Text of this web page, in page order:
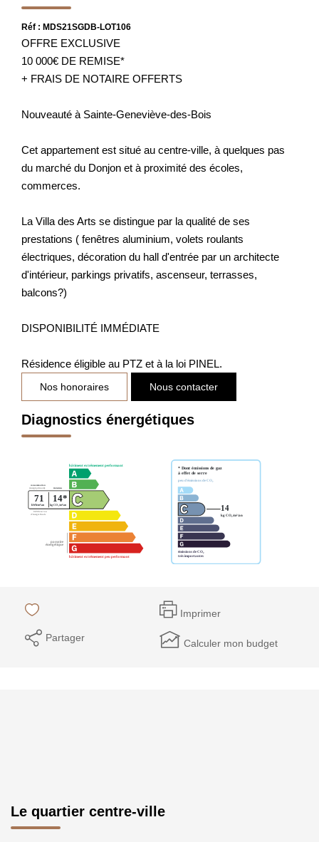
Réf : MDS21SGDB-LOT106
OFFRE EXCLUSIVE
10 000€ DE REMISE*
+ FRAIS DE NOTAIRE OFFERTS
Nouveauté à Sainte-Geneviève-des-Bois
Cet appartement est situé au centre-ville, à quelques pas
du marché du Donjon et à proximité des écoles,
commerces.
La Villa des Arts se distingue par la qualité de ses
prestations ( fenêtres aluminium, volets roulants
électriques, décoration du hall d'entrée par un architecte
d'intérieur, parkings privatifs, ascenseur, terrasses,
balcons?)
DISPONIBILITÉ IMMÉDIATE
Résidence éligible au PTZ et à la loi PINEL.
Nos honoraires Nous contacter
Diagnostics énergétiques
Imprimer
Partager Calculer mon budget
Le quartier centre-ville